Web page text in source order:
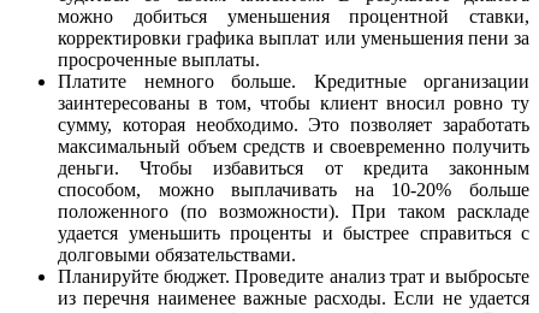
можно добиться уменьшения процентной ставки,
корректировки графика выплат или уменьшения пени за
просроченные выплаты.
Платите немного больше. Кредитные организации
заинтересованы в том, чтобы клиент вносил ровно ту
сумму, которая необходимо. Это позволяет заработать
максимальный объем средств и своевременно получить
деньги. Чтобы избавиться от кредита законным
способом, можно выплачивать на 10-20% больше
положенного (по возможности). При таком раскладе
удается уменьшить проценты и быстрее справиться с
долговыми обязательствами.
Планируйте бюджет. Проведите анализ трат и выбросьте
из перечня наименее важные расходы. Если не удается